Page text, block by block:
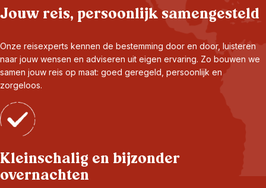
Jouw reis, persoonlijk samengesteld
Onze reisexperts kennen de bestemming door en door, luisteren
naar jouw wensen en adviseren uit eigen ervaring. Zo bouwen we
samen jouw reis op maat: goed geregeld, persoonlijk en
zorgeloos.
Kleinschalig en bijzonder
overnachten